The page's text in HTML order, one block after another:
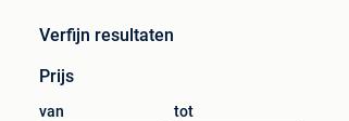
Verfijn resultaten
Prijs
van tot